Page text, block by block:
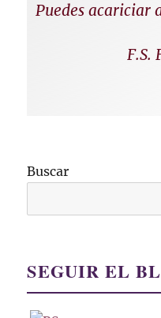
Puedes acariciar
F.S.
Buscar
SEGUIR EL